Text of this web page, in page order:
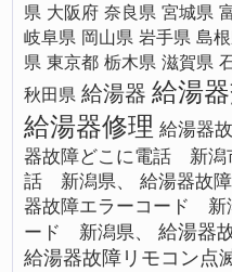
県 大阪府 奈良県 宮城県
岐阜県 岡山県 岩手県 島
県 東京都 栃木県 滋賀県
秋田県 給湯器 給湯
給湯器修理 給湯器
器故障どこに電話 新潟
話 新潟県、
給湯器故
器故障エラーコード 新
ード 新潟県、
給湯器
給湯器故障リモコン点